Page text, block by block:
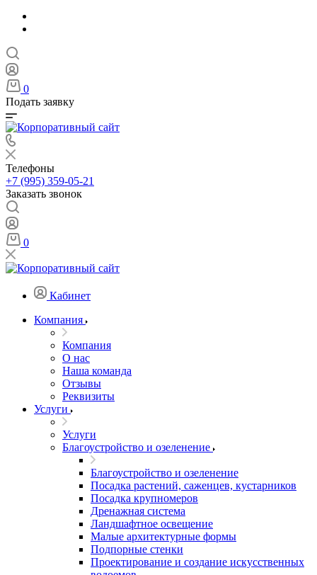
0
Подать заявку
Телефоны
+7 (995) 359-05-21
Заказать звонок
0
Кабинет
Компания
Компания
О нас
Наша команда
Отзывы
Реквизиты
Услуги
Услуги
Благоустройство и озеленение
Благоустройство и озеленение
Посадка растений, саженцев, кустарников
Посадка крупномеров
Дренажная система
Ландшафтное освещение
Малые архитектурные формы
Подпорные стенки
Проектирование и создание искусственных